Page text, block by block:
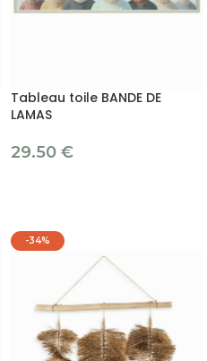
Tableau toile BANDE DE
LAMAS
29.50 €
-34%